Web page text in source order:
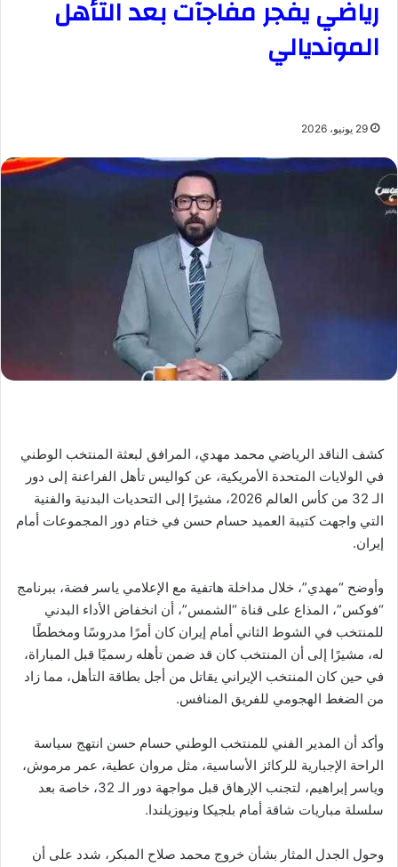
رياضي يفجر مفاجآت بعد التأهل
المونديالي
29 يونيو، 2026
​كشف الناقد الرياضي محمد مهدي، المرافق لبعثة المنتخب الوطني
في الولايات المتحدة الأمريكية، عن كواليس تأهل الفراعنة إلى دور
الـ 32 من كأس العالم 2026، مشيرًا إلى التحديات البدنية والفنية
التي واجهت كتيبة العميد حسام حسن في ختام دور المجموعات أمام
إيران.
وأوضح “مهدي”، خلال مداخلة هاتفية مع الإعلامي ياسر فضة، ببرنامج
“فوكس”، المذاع على قناة “الشمس”، أن انخفاض الأداء البدني
للمنتخب في الشوط الثاني أمام إيران كان أمرًا مدروسًا ومخططًا
له، مشيرًا إلى أن المنتخب كان قد ضمن تأهله رسميًا قبل المباراة،
في حين كان المنتخب الإيراني يقاتل من أجل بطاقة التأهل، مما زاد
من الضغط الهجومي للفريق المنافس.
​وأكد أن المدير الفني للمنتخب الوطني حسام حسن انتهج سياسة
الراحة الإجبارية للركائز الأساسية، مثل مروان عطية، عمر مرموش،
وياسر إبراهيم، لتجنب الإرهاق قبل مواجهة دور الـ 32، خاصة بعد
سلسلة مباريات شاقة أمام بلجيكا ونيوزيلندا.
​وحول الجدل المثار بشأن خروج محمد صلاح المبكر، شدد على أن